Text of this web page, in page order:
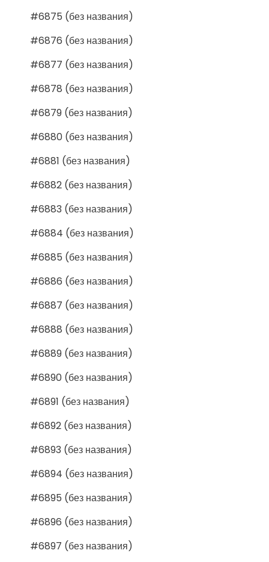
#6875 (без названия)
#6876 (без названия)
#6877 (без названия)
#6878 (без названия)
#6879 (без названия)
#6880 (без названия)
#6881 (без названия)
#6882 (без названия)
#6883 (без названия)
#6884 (без названия)
#6885 (без названия)
#6886 (без названия)
#6887 (без названия)
#6888 (без названия)
#6889 (без названия)
#6890 (без названия)
#6891 (без названия)
#6892 (без названия)
#6893 (без названия)
#6894 (без названия)
#6895 (без названия)
#6896 (без названия)
#6897 (без названия)